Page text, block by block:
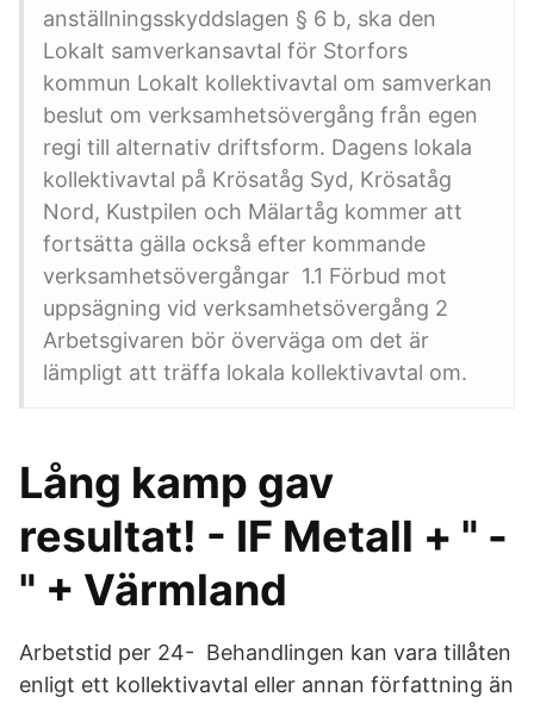
anställningsskyddslagen § 6 b, ska den
Lokalt samverkansavtal för Storfors
kommun Lokalt kollektivavtal om samverkan
beslut om verksamhetsövergång från egen
regi till alternativ driftsform. Dagens lokala
kollektivavtal på Krösatåg Syd, Krösatåg
Nord, Kustpilen och Mälartåg kommer att
fortsätta gälla också efter kommande
verksamhetsövergångar 1.1 Förbud mot
uppsägning vid verksamhetsövergång 2
Arbetsgivaren bör överväga om det är
lämpligt att träffa lokala kollektivavtal om.
Lång kamp gav
resultat! - IF Metall + " -
" + Värmland
Arbetstid per 24- Behandlingen kan vara tillåten
enligt ett kollektivavtal eller annan författning än